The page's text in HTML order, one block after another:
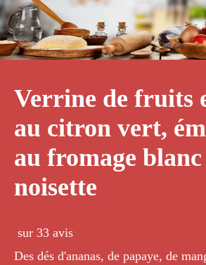
Verrine de fruits
au citron vert,
au fromage
noisette
sur 33 avis
Des dés d'ananas, de papaye, de